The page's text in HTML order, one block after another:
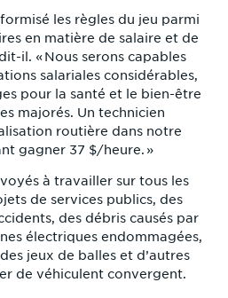
les règles du jeu parmi
en matière de salaire et de
il. « Nous serons capables
salariales considérables,
pour la santé et le bien-être
majorés. Un technicien
routière dans notre
gagner 37 $/heure. »
à travailler sur tous les
de services publics, des
des débris causés par
électriques endommagées,
jeux de balles et d’autres
de véhiculent convergent.